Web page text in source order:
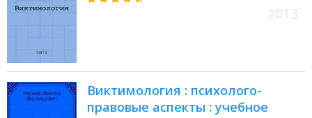
Виктимология : психолого-
правовые аспекты : учебное